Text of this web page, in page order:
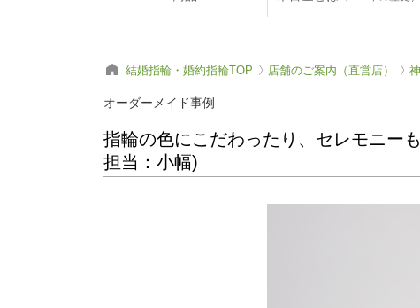
結婚指輪・婚約指輪TOP 店舗のご案内（直営店）
オーダーメイド事例
指輪の色にこだわったり、セレモニ
担当：小幅)